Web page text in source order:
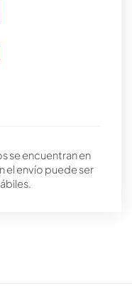
se encuentran en
el envío puede ser